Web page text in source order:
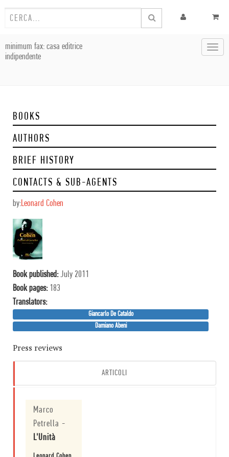
minimum fax: casa editrice
indipendente
BOOKS
AUTHORS
BRIEF HISTORY
CONTACTS & SUB-AGENTS
by:Leonard Cohen
Book published:July 2011
Book pages: 183
Translators:
Giancarlo De Cataldo
Damiano Abeni
Press reviews
ARTICOLI
Marco
Petrella -
L'Unità